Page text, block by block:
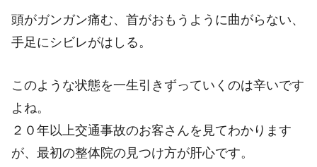
頭がガンガン痛む、首がおもうように曲がらない、
手足にシビレがはしる。
このような状態を一生引きずっていくのは辛いです
よね。
２０年以上交通事故のお客さんを見てわかります
が、最初の整体院の見つけ方が肝心です。